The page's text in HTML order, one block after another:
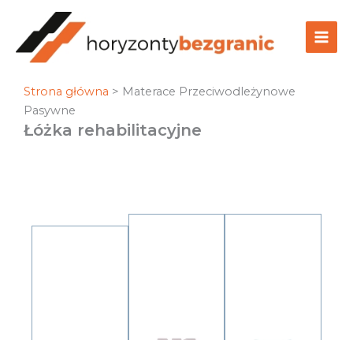
treści
Strona główna > Materace Przeciwodleżynowe
Pasywne
Łóżka rehabilitacyjne